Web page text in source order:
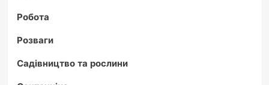
Робота
Розваги
Садівництво та рослини